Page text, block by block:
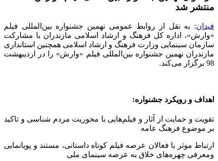
منتشر شد
فیدان: به نقل از روابط عمومی نهمین جشنواره بین‌المللی فیلم
«وارش»، اداره کل فرهنگ و ارشاد اسلامی مازندران با مشارکت
سازمان سینمایی وزارت فرهنگ و ارشاد اسلامی همچنین استانداری
مازندران نهمین جشنواره بین‌المللی فیلم «وارش» را در اردیبهشت
98 برگزار می‌کند.
اهداف و رویکرد جشنواره:
تقویت و حمایت از آثار و فیلم‌هایی با محوریت مردم شناسی و تاکید
بر موضوع فرهنگ عامه
ارتباط موثر با فعالان عرصه فیلم کوتاه داستانی، مستند و پویانمایی
ومعرفی چهره‌های خلاق به عرصه سینمای ملی